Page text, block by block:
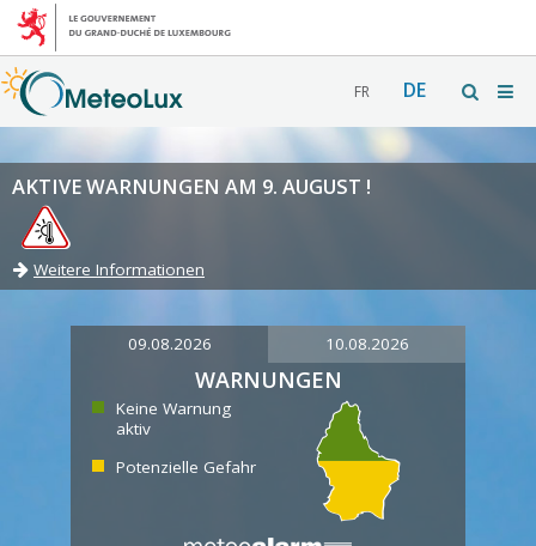
FR DE
AKTIVE WARNUNGEN AM 9. AUGUST !
Weitere Informationen
09.08.2026 10.08.2026
WARNUNGEN
Keine Warnung
aktiv
Potenzielle Gefahr